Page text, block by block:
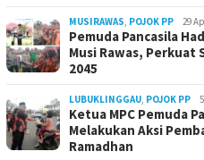
MUSIRAWAS POJOK PP 29
Pemuda Pancasila
Musi Rawas, Perkuat
2045
LUBUKLINGGAU POJOK PP
Ketua MPC Pemuda
Melakukan Aksi
Ramadhan